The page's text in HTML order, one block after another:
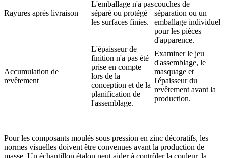
Rayures après livraison
L'emballage n'a pas
séparé ou protégé
les surfaces finies.
couches de
séparation ou un
emballage individuel
pour les pièces
d'apparence.
Accumulation de
revêtement
L'épaisseur de
finition n'a pas été
prise en compte
lors de la
conception et de la
planification de
l'assemblage.
Examiner le jeu
d'assemblage, le
masquage et
l'épaisseur du
revêtement avant la
production.
Pour les composants moulés sous pression en zinc décoratifs, les
normes visuelles doivent être convenues avant la production de
masse. Un échantillon étalon peut aider à contrôler la couleur, la